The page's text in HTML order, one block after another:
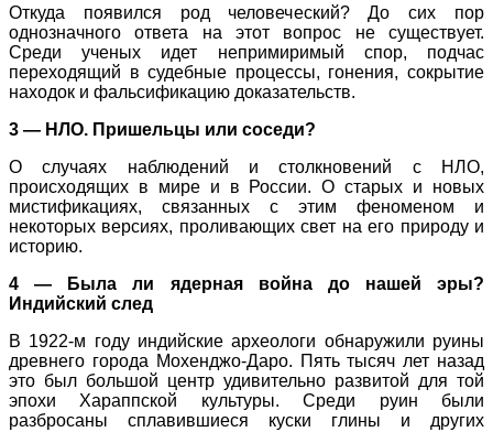
Откуда появился род человеческий? До сих пор
однозначного ответа на этот вопрос не существует.
Среди ученых идет непримиримый спор, подчас
переходящий в судебные процессы, гонения, сокрытие
находок и фальсификацию доказательств.
3 — НЛО. Пришельцы или соседи?
О случаях наблюдений и столкновений с НЛО,
происходящих в мире и в России. О старых и новых
мистификациях, связанных с этим феноменом и
некоторых версиях, проливающих свет на его природу и
историю.
4 — Была ли ядерная война до нашей эры?
Индийский след
В 1922-м году индийские археологи обнаружили руины
древнего города Мохенджо-Даро. Пять тысяч лет назад
это был большой центр удивительно развитой для той
эпохи Хараппской культуры. Среди руин были
разбросаны сплавившиеся куски глины и других